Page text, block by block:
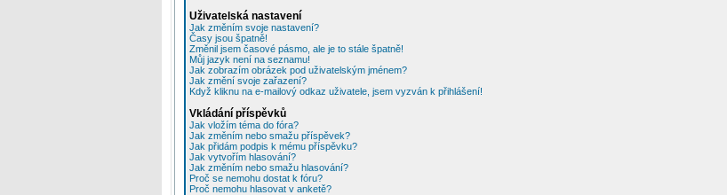
Uživatelská nastavení
Jak změním svoje nastavení?
Časy jsou špatně!
Změnil jsem časové pásmo, ale je to stále špatně!
Můj jazyk není na seznamu!
Jak zobrazím obrázek pod uživatelským jménem?
Jak změní svoje zařazení?
Když kliknu na e-mailový odkaz uživatele, jsem vyzván k přihlášení!
Vkládání příspěvků
Jak vložím téma do fóra?
Jak změním nebo smažu příspěvek?
Jak přidám podpis k mému příspěvku?
Jak vytvořím hlasování?
Jak změním nebo smažu hlasování?
Proč se nemohu dostat k fóru?
Proč nemohu hlasovat v anketě?